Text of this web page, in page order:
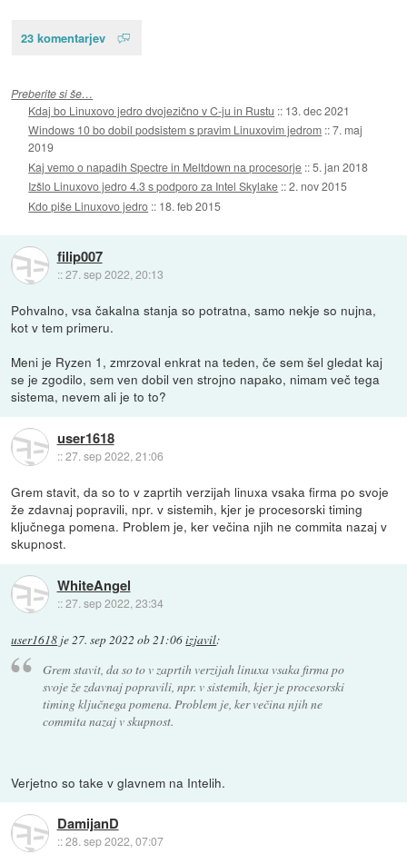
23 komentarjev
Preberite si še…
Kdaj bo Linuxovo jedro dvojezično v C-ju in Rustu :: 13. dec 2021
Windows 10 bo dobil podsistem s pravim Linuxovim jedrom ::7. maj
2019
Kaj vemo o napadih Spectre in Meltdown na procesorje ::5. jan 2018
Izšlo Linuxovo jedro 4.3 s podporo za Intel Skylake ::2. nov 2015
Kdo piše Linuxovo jedro :: 18. feb 2015
filip007
::27. sep 2022, 20:13
Pohvalno, vsa čakalna stanja so potratna, samo nekje so nujna,
kot v tem primeru.
Meni je Ryzen 1, zmrzoval enkrat na teden, če sem šel gledat kaj
se je zgodilo, sem ven dobil ven strojno napako, nimam več tega
sistema, nevem ali je to to?
user1618
::27. sep 2022, 21:06
Grem stavit, da so to v zaprtih verzijah linuxa vsaka firma po svoje
že zdavnaj popravili, npr. v sistemih, kjer je procesorski timing
ključnega pomena. Problem je, ker večina njih ne commita nazaj v
skupnost.
WhiteAngel
::27. sep 2022, 23:34
user1618 je 27. sep 2022 ob 21:06izjavil:
Grem stavit, da so to v zaprtih verzijah linuxa vsaka firma po
svoje že zdavnaj popravili, npr. v sistemih, kjer je procesorski
timing ključnega pomena. Problem je, ker večina njih ne
commita nazaj v skupnost.
Verjetno so take v glavnem na Intelih.
DamijanD
::28. sep 2022, 07:07